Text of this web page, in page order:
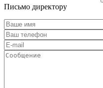
Письмо директору